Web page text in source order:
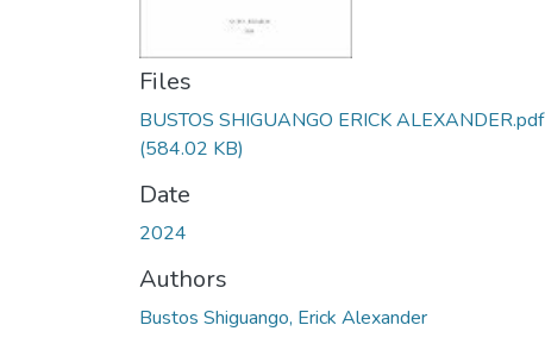
Files
BUSTOS SHIGUANGO ERICK ALEXANDER.pdf
(584.02 KB)
Date
2024
Authors
Bustos Shiguango, Erick Alexander